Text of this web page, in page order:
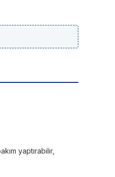
yaptırabilir,